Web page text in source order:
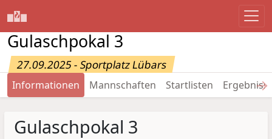
Gulaschpokal 3
27.09.2025 - Sportplatz Lübars
Informationen Mannschaften Startlisten →
Gulaschpokal 3